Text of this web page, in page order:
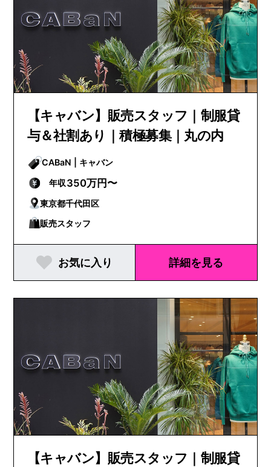
【キャバン】販売スタッフ｜制服貸
与＆社割あり｜積極募集｜丸の内
CABaN | キャバン
年収350万円〜
東京都千代田区
販売スタッフ
お気に入り 詳細を見る
【キャバン】販売スタッフ｜制服貸